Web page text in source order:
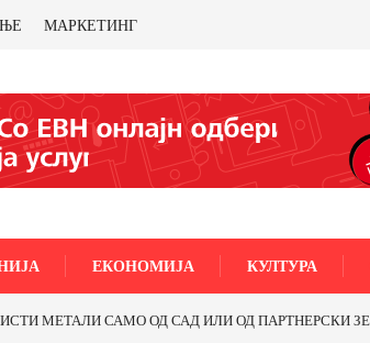
МАРКЕТИНГ
ЕКОНОМИЈА КУЛТУРА
МЕТАЛИ САМО ОД САД ИЛИ ОД ПАРТНЕРСКИ ЗЕМЈИ